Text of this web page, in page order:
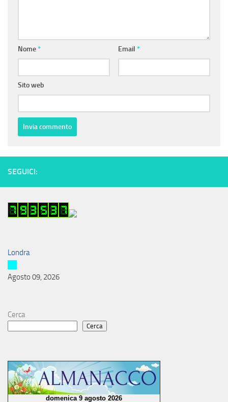
Nome* Email *
Sito web
SEGUICI:
Londra
Agosto 09, 2026
Cerca
Cerca